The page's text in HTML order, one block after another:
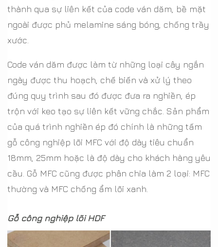
thành qua sự liên kết của code ván dăm, bề mặt
ngoài được phủ melamine sáng bóng, chống trầy
xước.
Code ván dăm được làm từ những loại cây ngắn
ngày được thu hoạch, chế biến và xử lý theo
đúng quy trình sau đó được đưa ra nghiền, ép
trộn với keo tạo sự liên kết vững chắc. Sản phẩm
của quá trình nghiền ép đó chính là những tấm
gỗ công nghiệp lõi MFC với độ dày tiêu chuẩn
18mm, 25mm hoặc là độ dày cho khách hàng yêu
cầu. Gỗ MFC cũng được phân chia làm 2 loại: MFC
thường và MFC chống ẩm lõi xanh.
Gỗ công nghiệp lõi HDF